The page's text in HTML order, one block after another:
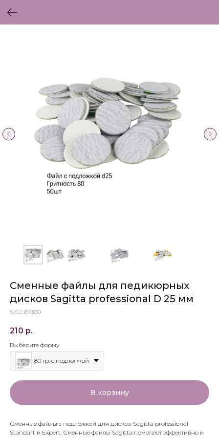
Сменные файлы для педикюрных
дисков Sagitta professional D 25 мм
SKU: 67300
210 р.
Выберите форму
80 гр. с подложкой
В корзину
Сменные файлы с подложкой для дисков Sagitta professional
Standart и Expert. Сменные файлы Sagitta помогают эффективно и